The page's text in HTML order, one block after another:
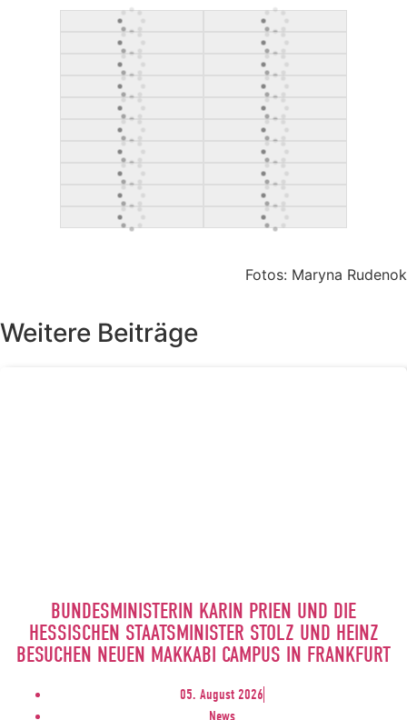
Fotos: Maryna Rudenok
Weitere Beiträge
BUNDESMINISTERIN KARIN PRIEN UND DIE
HESSISCHEN STAATSMINISTER STOLZ UND HEINZ
BESUCHEN NEUEN MAKKABI CAMPUS IN FRANKFURT
05. August 2026
News